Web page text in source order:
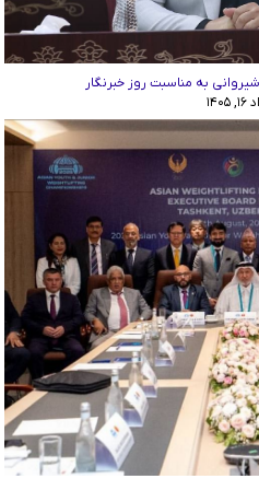
به مناسبت روز خبرنگار